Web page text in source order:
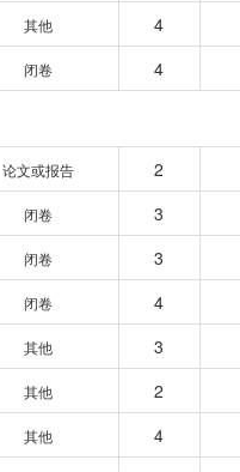
其他 4
闭卷 4
论文或报告 2
闭卷 3
闭卷 3
闭卷 4
其他 3
其他 2
其他 4